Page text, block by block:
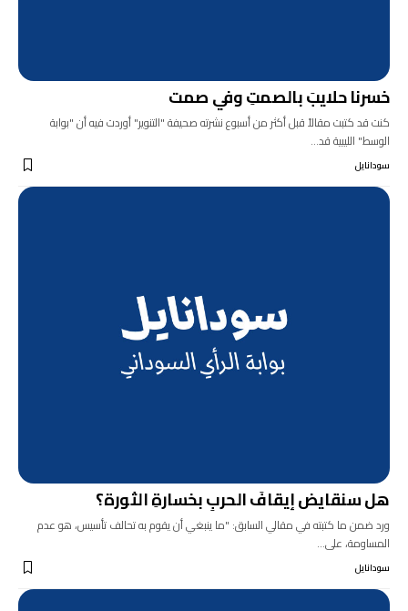
خسرنا حلايبَ بالصمتِ وفي صمت
كنت قد كتبت مقالاً قبل أكثر من أسبوع نشرته صحيفة "التنوير" أوردت فيه أن "بوابة
الوسط" الليبية قد…
سودانايل
هل سنقايض إيقافَ الحربِ بخسارةِ الثورة؟
ورد ضمن ما كتبته في مقالي السابق: "ما ينبغي أن يقوم به تحالف تأسيس، هو عدم
المساومة، على…
سودانايل